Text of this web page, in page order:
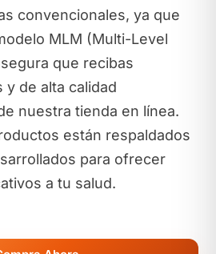
convencionales, ya que
MLM (Multi-Level
que recibas
de alta calidad
nuestra tienda en línea.
están respaldados
para ofrecer
a tu salud.